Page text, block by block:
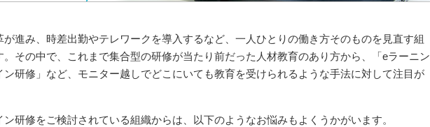
が進み、時差出勤やテレワークを導入するなど、一人ひとりの働き方そのものを見直す組
。その中で、これまで集合型の研修が当たり前だった人材教育のあり方から、「eラーニン
ン研修」など、モニター越しでどこにいても教育を受けられるような手法に対して注目が
ン研修をご検討されている組織からは、以下のようなお悩みもよくうかがいます。